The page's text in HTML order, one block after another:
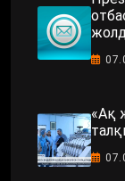
«Ақ